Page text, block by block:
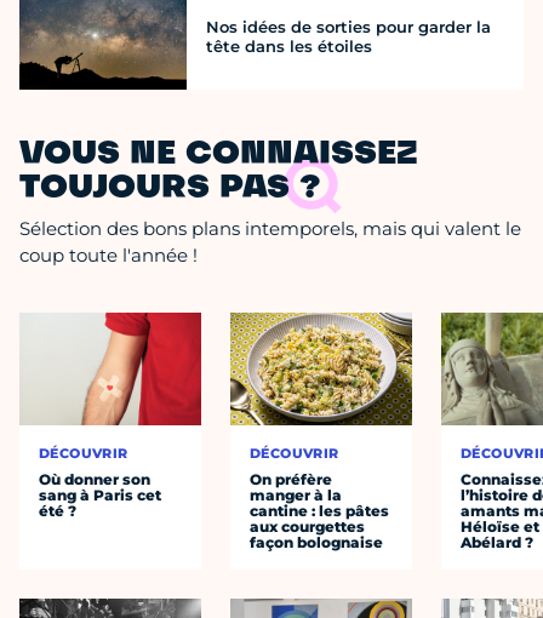
Nos idées de sorties pour garder la
tête dans les étoiles
VOUS NE CONNAISSEZ
TOUJOURS PAS ?
Sélection des bons plans intemporels, mais qui valent le
coup toute l'année !
DÉCOUVRIR
Où donner son
sang à Paris cet
été ?
DÉCOUVRIR
On préfère
manger à la
cantine : les pâtes
aux courgettes
façon bolognaise
l’histoire
amants
Héloïse et
Abélard ?